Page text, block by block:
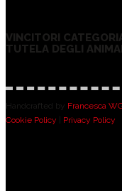
VINCITORI
TUTELA DEGLI
Handcrafted by Francesca
Cookie Policy
Privacy Policy